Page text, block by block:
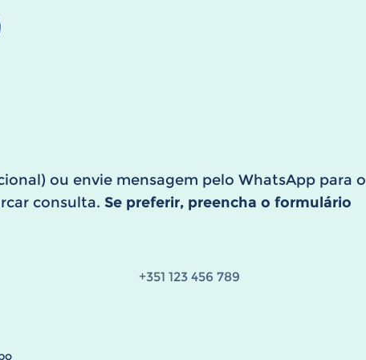
ou envie mensagem pelo WhatsApp para o
consulta. Se preferir, preencha o formulário